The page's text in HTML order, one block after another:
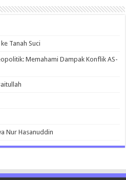
Tanah Suci
Memahami Dampak Konflik AS-
Nur Hasanuddin